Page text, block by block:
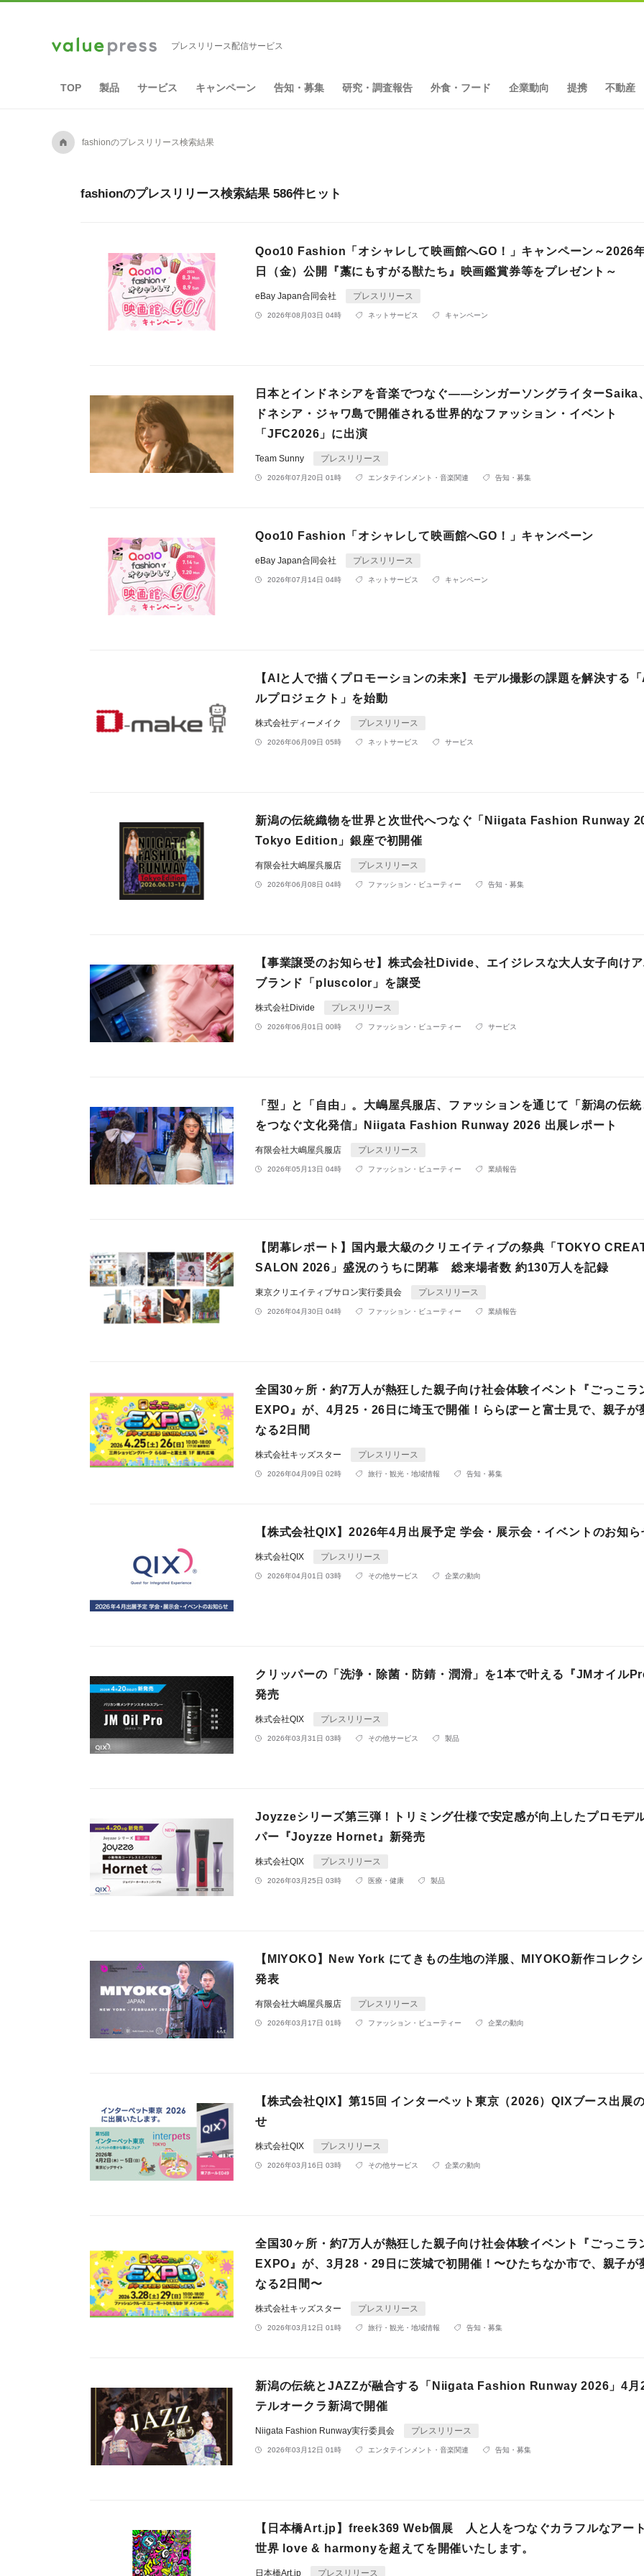
プレスリリース配信サービス
TOP 製品 サービス キャンペーン 告知・募集 研究・調査報告 外食・フード 企業動向 提携 不動産
A fashionのプレスリリース検索結果
fashionのプレスリリース検索結果 586件ヒット
Qoo10 Fashion「オシャレして映画館へGO！」キャンペーン～2026
日（金）公開『藁にもすがる獣たち』映画鑑賞券等をプレゼント～
eBay Japan合同会社 プレスリリース
2026年08月03日 04時 ネットサービス キャンペーン
日本とインドネシアを音楽でつなぐ――シンガーソングライターSaika
ドネシア・ジャワ島で開催される世界的なファッション・イベント
「JFC2026」に出演
Team Sunny プレスリリース
2026年07月20日 01時 エンタテインメント・音楽関連 告知・募集
Qoo10 Fashion「オシャレして映画館へGO！」キャンペーン
eBay Japan合同会社 プレスリリース
2026年07月14日 04時 ネットサービス キャンペーン
【AIと人で描くプロモーションの未来】モデル撮影の課題を解決する
ルプロジェクト」を始動
株式会社ディーメイク プレスリリース
2026年06月09日 05時 ネットサービス サービス
新潟の伝統織物を世界と次世代へつなぐ「Niigata Fashion Runway
Tokyo Edition」銀座で初開催
有限会社大嶋屋呉服店 プレスリリース
2026年06月08日 04時 ファッション・ビューティー 告知・募集
【事業譲受のお知らせ】株式会社Divide、エイジレスな大人女子向け
ブランド「pluscolor」を譲受
株式会社Divide プレスリリース
2026年06月01日 00時 ファッション・ビューティー サービス
「型」と「自由」。大嶋屋呉服店、ファッションを通じて「新潟の伝
をつなぐ文化発信」Niigata Fashion Runway 2026 出展レポート
有限会社大嶋屋呉服店 プレスリリース
2026年05月13日 04時 ファッション・ビューティー 業績報告
【閉幕レポート】国内最大級のクリエイティブの祭典「TOKYO
SALON 2026」盛況のうちに閉幕 総来場者数 約130万人を記録
東京クリエイティブサロン実行委員会 プレスリリース
2026年04月30日 04時 ファッション・ビューティー 業績報告
全国30ヶ所・約7万人が熱狂した親子向け社会体験イベント『ごっこラ
EXPO』が、4月25・26日に埼玉で開催！ららぽーと富士見で、親子が
なる2日間
株式会社キッズスター プレスリリース
2026年04月09日 02時 旅行・観光・地域情報 告知・募集
【株式会社QIX】2026年4月出展予定 学会・展示会・イベントのお知ら
株式会社QIX プレスリリース
2026年04月01日 03時 その他サービス 企業の動向
クリッパーの「洗浄・除菌・防錆・潤滑」を1本で叶える『JMオイル
発売
株式会社QIX プレスリリース
2026年03月31日 03時 その他サービス 製品
Joyzzeシリーズ第三弾！トリミング仕様で安定感が向上したプロモデ
パー『Joyzze Hornet』新発売
株式会社QIX プレスリリース
2026年03月25日 03時 医療・健康 製品
【MIYOKO】New York にてきもの生地の洋服、MIYOKO新作コレク
発表
有限会社大嶋屋呉服店 プレスリリース
2026年03月17日 01時 ファッション・ビューティー 企業の動向
【株式会社QIX】第15回 インターペット東京（2026）QIXブース出展
せ
株式会社QIX プレスリリース
2026年03月16日 03時 その他サービス 企業の動向
全国30ヶ所・約7万人が熱狂した親子向け社会体験イベント『ごっこラ
EXPO』が、3月28・29日に茨城で初開催！〜ひたちなか市で、親子が
なる2日間〜
株式会社キッズスター プレスリリース
2026年03月12日 01時 旅行・観光・地域情報 告知・募集
新潟の伝統とJAZZが融合する「Niigata Fashion Runway 2026」4月
テルオークラ新潟で開催
Niigata Fashion Runway実行委員会 プレスリリース
2026年03月12日 01時 エンタテインメント・音楽関連 告知・募集
【日本橋Art.jp】freek369 Web個展 人と人をつなぐカラフルなアー
世界 love & harmonyを超えてを開催いたします。
日本橋Art.jp プレスリリース